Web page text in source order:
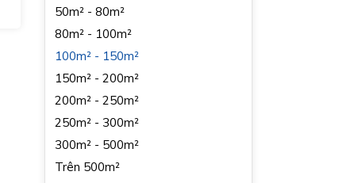
50m² - 80m²
80m² - 100m²
100m² - 150m²
150m² - 200m²
200m² - 250m²
250m² - 300m²
300m² - 500m²
Trên 500m²